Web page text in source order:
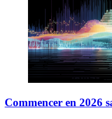
Commencer en 2026